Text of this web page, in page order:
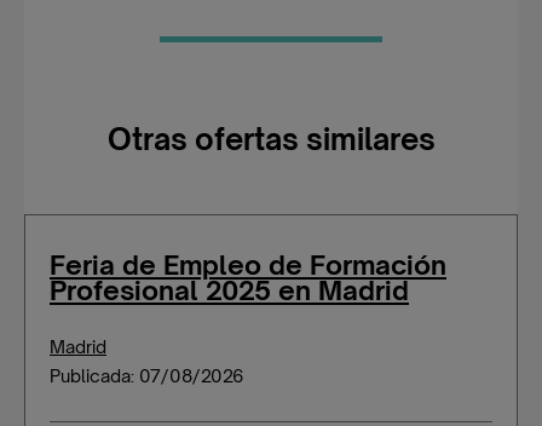
Otras ofertas similares
Feria de Empleo de Formación
Profesional 2025 en Madrid
Madrid
Publicada: 07/08/2026